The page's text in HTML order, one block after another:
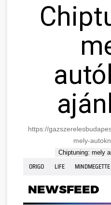
https://
mely-
Chiptuning: mely